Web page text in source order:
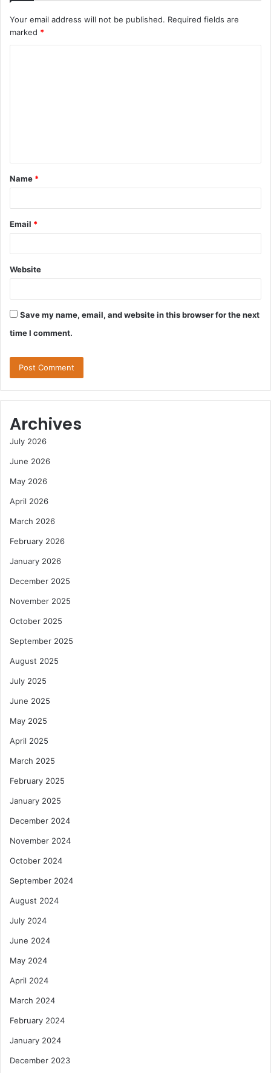
Your email address will not be published. Required fields are
marked *
t
*
Name *
Email *
Website
Save my name, email, and website in this browser for the next
time I comment.
Archives
July 2026
June 2026
May 2026
April 2026
March 2026
February 2026
January 2026
December 2025
November 2025
October 2025
September 2025
August 2025
July 2025
June 2025
May 2025
April 2025
March 2025
February 2025
January 2025
December 2024
November 2024
October 2024
September 2024
August 2024
July 2024
June 2024
May 2024
April 2024
March 2024
February 2024
January 2024
December 2023